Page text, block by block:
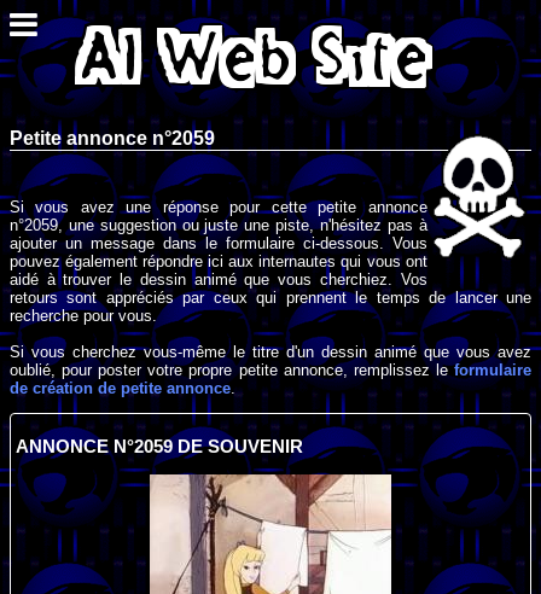
Petite annonce n°2059
Si vous avez une réponse pour cette petite annonce
n°2059, une suggestion ou juste une piste, n'hésitez pas à
ajouter un message dans le formulaire ci-dessous. Vous
pouvez également répondre ici aux internautes qui vous ont
aidé à trouver le dessin animé que vous cherchiez. Vos
retours sont appréciés par ceux qui prennent le temps de lancer une
recherche pour vous.
Si vous cherchez vous-même le titre d'un dessin animé que vous avez
oublié, pour poster votre propre petite annonce, remplissez leformulaire
de création de petite annonce .
ANNONCE N°2059 DE SOUVENIR